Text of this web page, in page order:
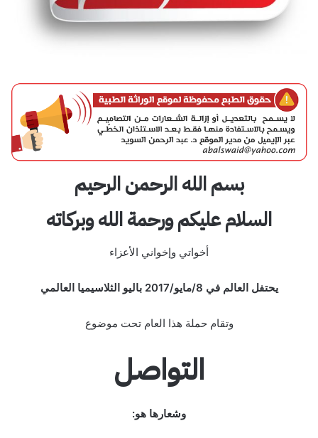
بسم الله الرحمن الرحيم
السلام عليكم ورحمة الله وبركاته
أخواتي وإخواني الأعزاء
يحتفل العالم في 8/مايو/2017 باليو الثلاسيميا العالمي
وتقام حملة هذا العام تحت موضوع
التواصل
وشعارها هو: